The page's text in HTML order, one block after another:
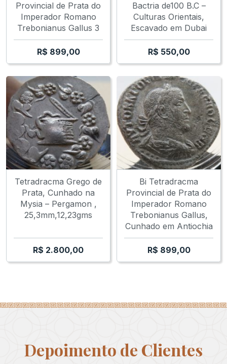
Provincial de Prata do
Imperador Romano
Trebonianus Gallus 3
R$ 899,00
Bactria de100 B.C –
Culturas Orientais,
Escavado em Dubai
R$ 550,00
Tetradracma Grego de
Prata, Cunhado na
Mysia – Pergamon ,
25,3mm,12,23gms
R$ 2.800,00
Bi Tetradracma
Provincial de Prata do
Imperador Romano
Trebonianus Gallus,
Cunhado em Antiochia
R$ 899,00
Depoimento de Clientes